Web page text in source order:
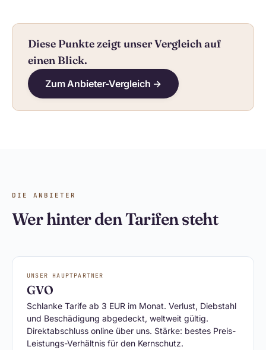
Diese Punkte zeigt unser Vergleich auf
einen Blick.
Zum Anbieter-Vergleich →
DIE ANBIETER
Wer hinter den Tarifen steht
UNSER HAUPTPARTNER
GVO
Schlanke Tarife ab 3 EUR im Monat. Verlust, Diebstahl
und Beschädigung abgedeckt, weltweit gültig.
Direktabschluss online über uns. Stärke: bestes Preis-
Leistungs-Verhältnis für den Kernschutz.